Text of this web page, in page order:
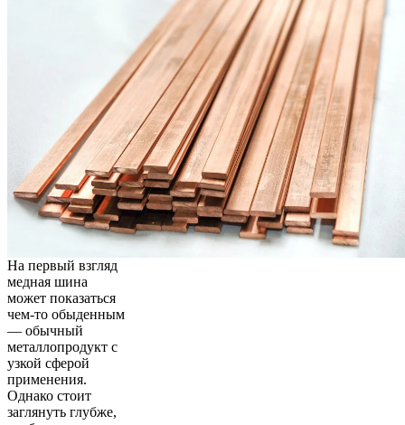
На первый взгляд
медная шина
может показаться
чем-то обыденным
— обычный
металлопродукт с
узкой сферой
применения.
Однако стоит
заглянуть глубже,